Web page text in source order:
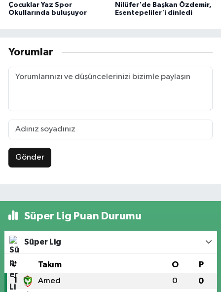
Çocuklar Yaz Spor
Okullarında buluşuyor
Nilüfer'de Başkan Özdemir,
Esentepeliler'i dinledi
Yorumlar
Gönder
Süper Lig Puan Durumu
Süper Lig
# Takım O P
1 Amed 0 0